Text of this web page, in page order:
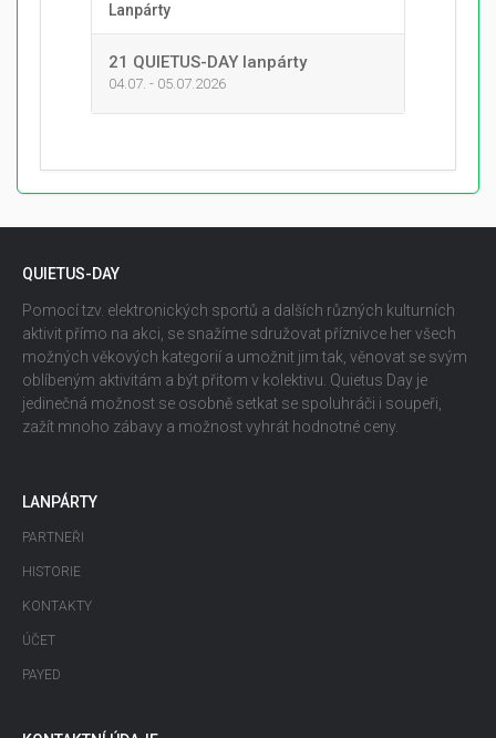
Lanpárty
21 QUIETUS-DAY lanpárty
04.07. - 05.07.2026
QUIETUS-DAY
Pomocí tzv. elektronických sportů a dalších různých kulturních
aktivit přímo na akci, se snažíme sdružovat příznivce her všech
možných věkových kategorií a umožnit jim tak, věnovat se svým
oblíbeným aktivitám a být přitom v kolektivu. Quietus Day je
jedinečná možnost se osobně setkat se spoluhráči i soupeři,
zažít mnoho zábavy a možnost vyhrát hodnotné ceny.
LANPÁRTY
PARTNEŘI
HISTORIE
KONTAKTY
ÚČET
PAYED